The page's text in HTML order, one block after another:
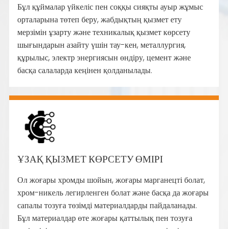
Бұл құймалар үйкеліс пен соққы сияқты ауыр жұмыс
орталарына төтеп беру, жабдықтың қызмет ету
мерзімін ұзарту және техникалық қызмет көрсету
шығындарын азайту үшін тау-кен, металлургия,
құрылыс, электр энергиясын өндіру, цемент және
басқа салаларда кеңінен қолданылады.
ҰЗАҚ ҚЫЗМЕТ КӨРСЕТУ ӨМІРІ
Ол жоғары хромды шойын, жоғары марганецті болат,
хром-никель легирленген болат және басқа да жоғары
сапалы тозуға төзімді материалдарды пайдаланады.
Бұл материалдар өте жоғары қаттылық пен тозуға